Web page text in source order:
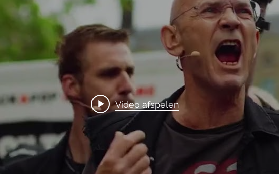
Video afspelen